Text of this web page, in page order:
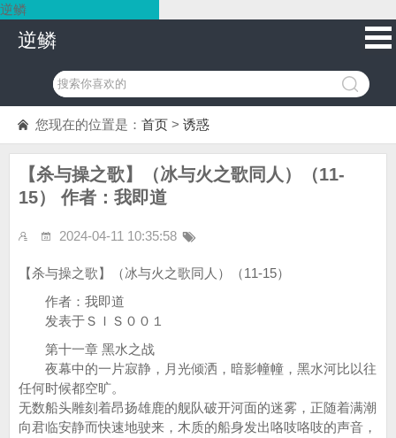
逆鳞
逆鳞
您现在的位置是： 首页 > 诱惑
【杀与操之歌】（冰与火之歌同人）（11-
15） 作者：我即道
2024-04-11 10:35:58
【杀与操之歌】（冰与火之歌同人）（11-15）
作者：我即道
发表于ＳＩＳ００１
第十一章 黑水之战
夜幕中的一片寂静，月光倾洒，暗影幢幢，黑水河比以往
任何时候都空旷。
无数船头雕刻着昂扬雄鹿的舰队破开河面的迷雾，正随着满潮
向君临安静而快速地驶来，木质的船身发出咯吱咯吱的声音，